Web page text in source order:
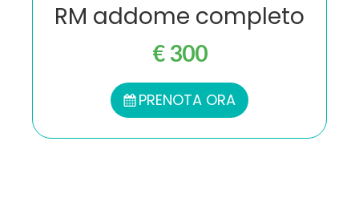
RM addome completo
€ 300
PRENOTA ORA